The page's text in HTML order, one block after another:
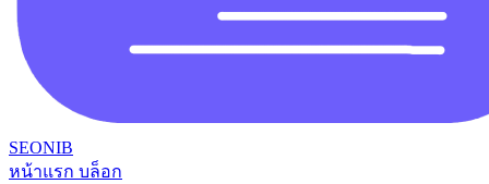
SEONIB
หน้าแรก บล็อก